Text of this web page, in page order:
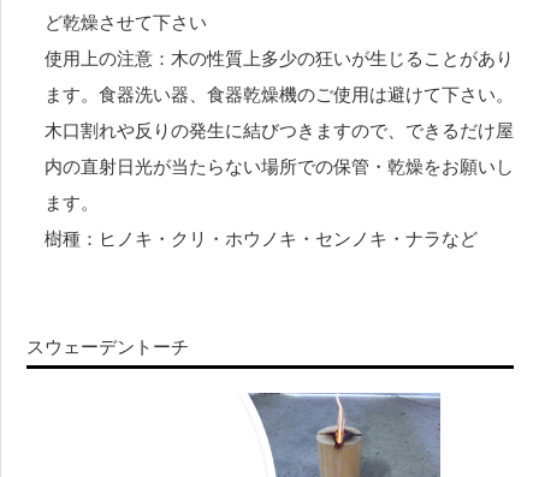
ど乾燥させて下さい
使用上の注意：木の性質上多少の狂いが生じることがあり
ます。食器洗い器、食器乾燥機のご使用は避けて下さい。
木口割れや反りの発生に結びつきますので、できるだけ屋
内の直射日光が当たらない場所での保管・乾燥をお願いし
ます。
樹種：ヒノキ・クリ・ホウノキ・センノキ・ナラなど
スウェーデントーチ